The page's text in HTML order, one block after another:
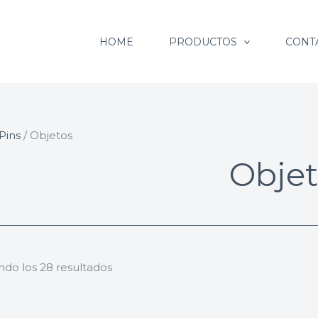
HOME PRODUCTOS
Pins/ Objetos
los 28 resultados
popularidad